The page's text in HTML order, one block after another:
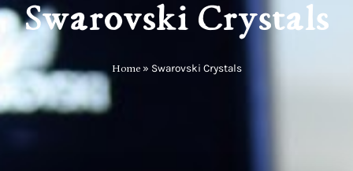
Swarovski Crystals
Home» Swarovski Crystals